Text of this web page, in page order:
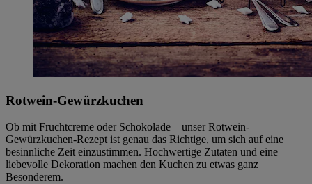
Rotwein-Gewürzkuchen
Ob mit Fruchtcreme oder Schokolade – unser Rotwein-
Gewürzkuchen-Rezept ist genau das Richtige, um sich auf eine
besinnliche Zeit einzustimmen. Hochwertige Zutaten und eine
liebevolle Dekoration machen den Kuchen zu etwas ganz
Besonderem.